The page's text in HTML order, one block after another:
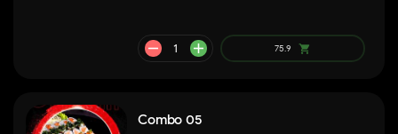
Combo 05